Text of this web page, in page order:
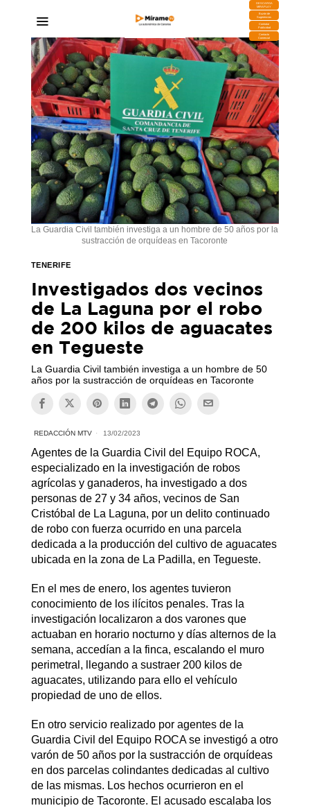
DESCARGA
MIRAPLAY
Buzón de
Sugerencias
Contratar
Publicidad
Contacto
Comercial
La Guardia Civil también investiga a un hombre de 50 años por la
sustracción de orquídeas en Tacoronte
TENERIFE
Investigados dos vecinos
de La Laguna por el robo
de 200 kilos de aguacates
en Tegueste
La Guardia Civil también investiga a un hombre de 50
años por la sustracción de orquídeas en Tacoronte
REDACCIÓN MTV 13/02/2023
Agentes de la Guardia Civil del Equipo ROCA,
especializado en la investigación de robos
agrícolas y ganaderos, ha investigado a dos
personas de 27 y 34 años, vecinos de San
Cristóbal de La Laguna, por un delito continuado
de robo con fuerza ocurrido en una parcela
dedicada a la producción del cultivo de aguacates
ubicada en la zona de La Padilla, en Tegueste.
En el mes de enero, los agentes tuvieron
conocimiento de los ilícitos penales. Tras la
investigación localizaron a dos varones que
actuaban en horario nocturno y días alternos de la
semana, accedían a la finca, escalando el muro
perimetral, llegando a sustraer 200 kilos de
aguacates, utilizando para ello el vehículo
propiedad de uno de ellos.
En otro servicio realizado por agentes de la
Guardia Civil del Equipo ROCA se investigó a otro
varón de 50 años por la sustracción de orquídeas
en dos parcelas colindantes dedicadas al cultivo
de las mismas. Los hechos ocurrieron en el
municipio de Tacoronte. El acusado escalaba los